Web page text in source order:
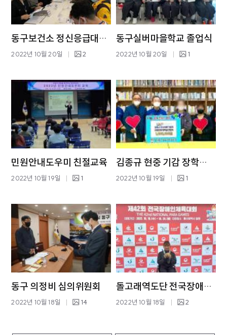
동구보건소 정신응급대응협의체 간담회
2022년 10월 20일 2
동구실버마을학교 졸업식
2022년 10월 20일 1
민원안내도우미 친절교육
2022년 10월 19일 1
김종규 현중 기감 장학금전달
2022년 10월 19일 1
동구 의정비 심의위원회
2022년 10월 18일 14
돌고래역도단 전국장애인체전 금메달 획득
2022년 10월 18일 2